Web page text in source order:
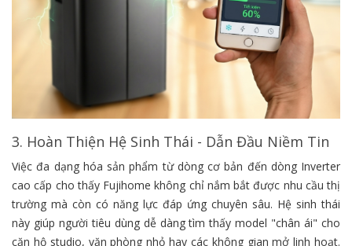
3. Hoàn Thiện Hệ Sinh Thái - Dẫn Đầu Niềm Tin
Việc đa dạng hóa sản phẩm từ dòng cơ bản đến dòng Inverter
cao cấp cho thấy Fujihome không chỉ nắm bắt được nhu cầu thị
trường mà còn có năng lực đáp ứng chuyên sâu. Hệ sinh thái
này giúp người tiêu dùng dễ dàng tìm thấy model "chân ái" cho
căn hộ studio, văn phòng nhỏ hay các không gian mở linh hoạt.